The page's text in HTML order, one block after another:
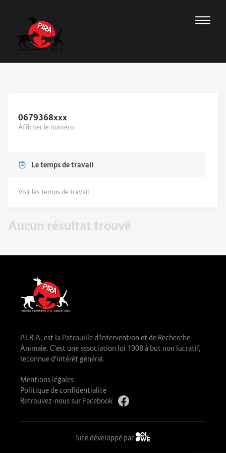
0679368xxx
Afficher le numéro
Le temps de travail
Voir les temps de travail
Aucun résultat trouvé
P.I.R.A. est la Patrouille d’Intervention et de Recherche
Animale. C’est une association loi 1908 à but non lucratif,
reconnue d’intérêt général.
Mentions légales
Politique de confidentialité
Retrouvez-nous sur Facebook
Site développé par